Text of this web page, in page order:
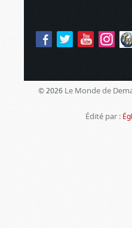
© 2026 Le Monde de
Édité par :